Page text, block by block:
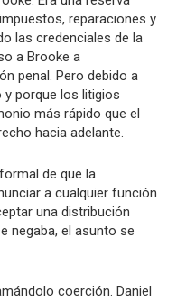
reparaciones y
las credenciales de la
a Brooke a
penal. Pero debido a
y porque los litigios
más rápido que el
hacia adelante.
de que la
a cualquier función
una distribución
negaba, el asunto se
coerción. Daniel